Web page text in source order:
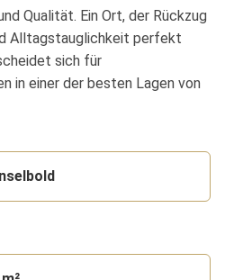
Qualität. Ein Ort, der Rückzug
Alltagstauglichkeit perfekt
sich für
in einer der besten Lagen von